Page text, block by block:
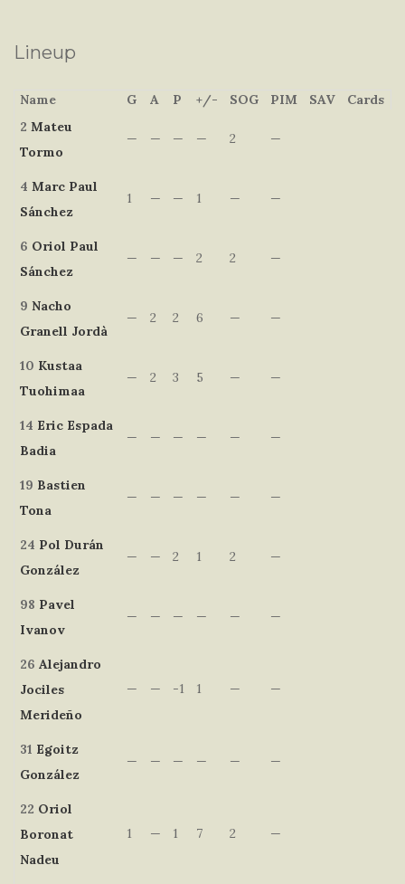
Lineup
Name G A P +/- SOG PIM SAV
Cards
2Mateu
Tormo
— — — — 2 —
4Marc Paul
Sánchez
1 — — 1 — —
6 Oriol Paul
Sánchez
— — — 2 2 —
9Nacho
Granell Jordà
— 2 2 6 — —
10 Kustaa
Tuohimaa
— 2 3 5 — —
14 Eric Espada
Badia
— — — — — —
19 Bastien
Tona
— — — — — —
24 Pol Durán
González
— — 2 1 2 —
98 Pavel
Ivanov
— — — — — —
26Alejandro
Jociles
Merideño
— — -1 1 — —
31 Egoitz
González
— — — — — —
22 Oriol
Boronat
Nadeu
1 — 1 7 2 —